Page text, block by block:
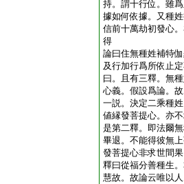
持。謂十行位。雖
據如何依據。又種
信前十萬劫初發心
得
論曰住無種姓補特
及行加行爲所依止
曰。且有三釋。無
心義。假設爲論。
一説。決定二乘種
値縁發菩提心。亦
是第二釋。即法爾
畢退。不能得彼無
發菩提心非求世間
釋曰從福分善種生
慧故。故論云唯以